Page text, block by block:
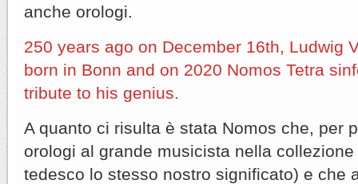
anche orologi.
250 years ago on December 16th, Ludwig
born in Bonn and on 2020 Nomos Tetra
tribute to his genius.
A quanto ci risulta è stata Nomos che, per
orologi al grande musicista nella
tedesco lo stesso nostro significato) e che